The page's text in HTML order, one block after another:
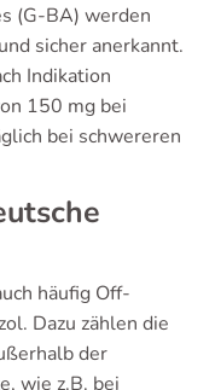
(G-BA) werden
sicher anerkannt.
Indikation
150 mg bei
bei schwereren
häufig Off-
Dazu zählen die
der
wie z.B. bei